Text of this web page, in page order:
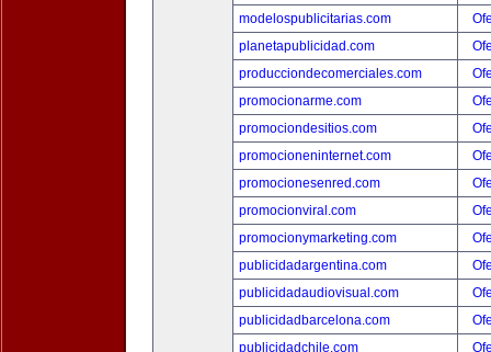
modelospublicitarias.com
planetapublicidad.com
producciondecomerciales.com
promocionarme.com
promociondesitios.com
promocioneninternet.com
promocionesenred.com
promocionviral.com
promocionymarketing.com
publicidadargentina.com
publicidadaudiovisual.com
publicidadbarcelona.com
publicidadchile.com